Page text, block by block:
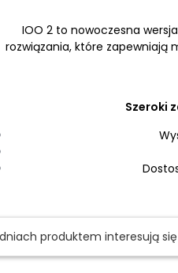
IOO 2 to nowoczesna
rozwiązania, które zapewniają
Szeroki
produktem interesują się